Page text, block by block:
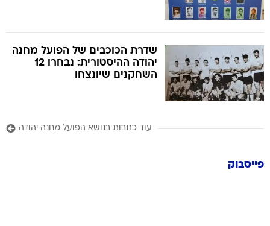
שדרת הכוכבים של הפועל מחנה
יהודה ההיסטורית: נבחרו 12
השחקנים שיונצחו
עוד כתבות בנושא הפועל מחנה יהודה
פייסבוק